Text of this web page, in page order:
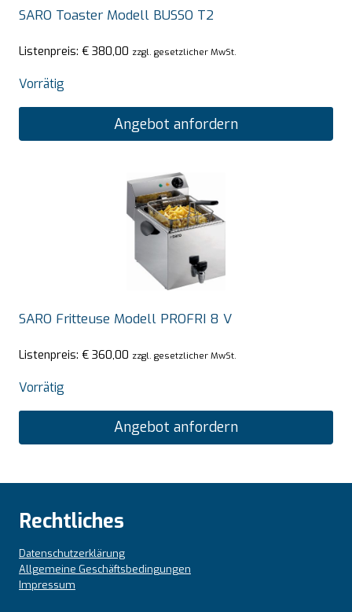
SARO Toaster Modell BUSSO T2
Listenpreis: € 380,00 zzgl. gesetzlicher MwSt.
Vorrätig
Angebot anfordern
SARO Fritteuse Modell PROFRI 8 V
Listenpreis: € 360,00 zzgl. gesetzlicher MwSt.
Vorrätig
Angebot anfordern
Rechtliches
Datenschutzerklärung
Allgemeine Geschäftsbedingungen
Impressum